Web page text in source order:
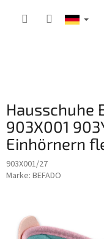
Hausschuhe
903X001
Einhörnern
903X001/27
Marke: BEFADO